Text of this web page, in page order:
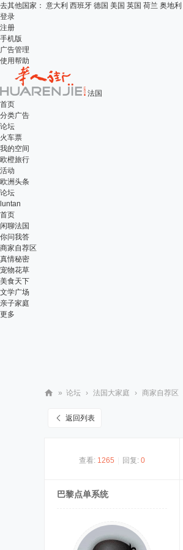
去其他国家： 意大利 西班牙 德国 美国 英国 荷兰 奥地利
登录
注册
手机版
广告管理
使用帮助
法国
首页
分类广告
论坛
火车票
我的空间
欧橙旅行
活动
欧洲头条
论坛
luntan
首页
闲聊法国
你问我答
商家自荐区
真情秘密
宠物花草
美食天下
文学广场
亲子家庭
更多
» 论坛 › 法国大家庭 › 商家自荐区
返回列表
查看: 1265 回复: 0
巴黎点单系统